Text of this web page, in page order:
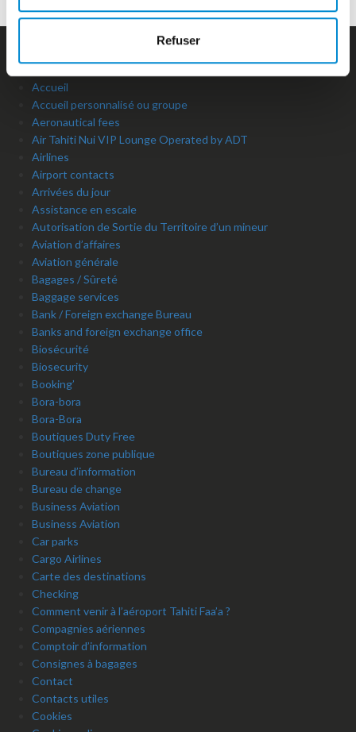
Refuser
Accès pendant les travaux de la salle d’embarquement
Accueil
Accueil personnalisé ou groupe
Aeronautical fees
Air Tahiti Nui VIP Lounge Operated by ADT
Airlines
Airport contacts
Arrivées du jour
Assistance en escale
Autorisation de Sortie du Territoire d’un mineur
Aviation d’affaires
Aviation générale
Bagages / Sûreté
Baggage services
Bank / Foreign exchange Bureau
Banks and foreign exchange office
Biosécurité
Biosecurity
Booking’
Bora-bora
Bora-Bora
Boutiques Duty Free
Boutiques zone publique
Bureau d’information
Bureau de change
Business Aviation
Business Aviation
Car parks
Cargo Airlines
Carte des destinations
Checking
Comment venir à l’aéroport Tahiti Faa’a ?
Compagnies aériennes
Comptoir d’information
Consignes à bagages
Contact
Contacts utiles
Cookies